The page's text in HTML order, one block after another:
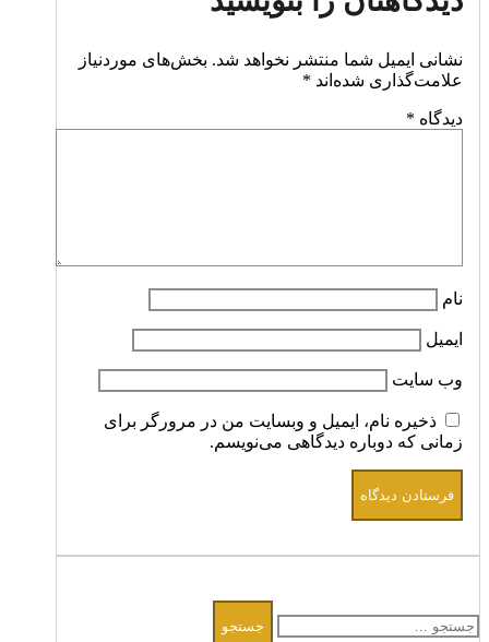
نشانی ایمیل شما منتشر نخواهد شد. بخش‌های موردنیاز
علامت‌گذاری شده‌اند *
دیدگاه *
نام
ایمیل
وب‌ سایت
ذخیره نام، ایمیل و وبسایت من در مرورگر برای
زمانی که دوباره دیدگاهی می‌نویسم.
برای: